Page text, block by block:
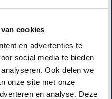
cookies
en advertenties te
social media te bieden
Ook delen we
onze site met onze
en analyse. Deze
maak 5
prijswijziging,
belangrijk voor